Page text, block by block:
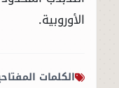
الأوروبية.
الكلمات